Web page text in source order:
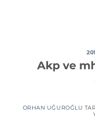
Akp ve
ORHAN UĞUROĞLU